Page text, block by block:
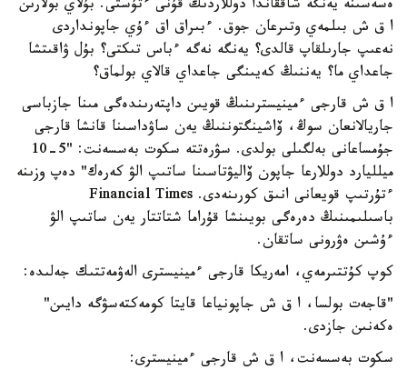
ەسەسىنە يەنگە شاققاندا دوللاردىڭ قۇنى ءتۇستى. بۇلاي بولارىن
ا ق ش بىلمەي وتىرعان جوق. ءبىراق اق ءۇي جاپونداردى
نەعىپ جارىلقاپ قالدى؟ يەنگە نەگە ءباس تىكتى؟ بۇل ۋاقىتشا
جاعداي ما؟ يەننىڭ كەيىنگى جاعداي قالاي بولماق؟
ا ق ش قارجى ءمينيسترىنىڭ قويىن داپتەرىندەگى مىنا جازباسى
جاريالانعان سوڭ، ۆاشينگتوننىڭ يەن ساۋداسىنا قانشا قارجى
جۇمساعانى بەلگىلى بولدى. سۋرەتتە سكوت بەسسەنت: "5-10
ميلليارد دوللارعا جاپون ۆاليۋتاسىنا ساتىپ الۋ كەرەك" دەپ وزىنە
ءتۇرتىپ قويعانى انىق كورىنەدى. Financial Times
باسىلىمىنىڭ دەرەگى بويىنشا قۇراما شتاتتار يەن ساتىپ الۋ
ءۇشىن ەۋرونى ساتقان.
كوپ كۇتتىرمەي، امەريكا قارجى ءمينيسترى الەۋمەتتىك جەلىدە:
"قاجەت بولسا، ا ق ش جاپونياعا قايتا كومەكتەسۋگە دايىن"
ەكەنىن جازدى.
سكوت بەسسەنت، ا ق ش قارجى ءمينيسترى: